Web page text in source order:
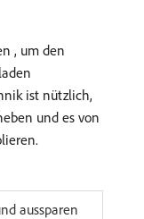
, um den
ist nützlich,
und es von
aussparen